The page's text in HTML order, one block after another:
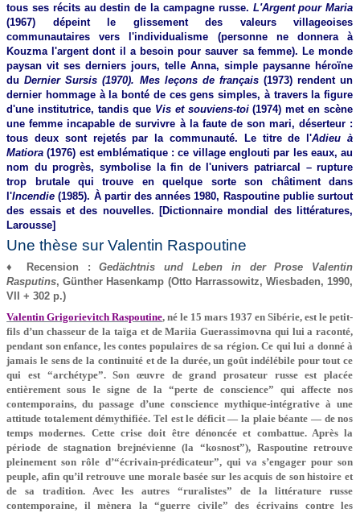
tous ses récits au destin de la campagne russe. L'Argent pour Maria
(1967) dépeint le glissement des valeurs villageoises
communautaires vers l'individualisme (personne ne donnera à
Kouzma l'argent dont il a besoin pour sauver sa femme). Le monde
paysan vit ses derniers jours, telle Anna, simple paysanne héroïne
duDernier Sursis (1970). Mes leçons de français(1973) rendent un
dernier hommage à la bonté de ces gens simples, à travers la figure
d'une institutrice, tandis que Vis et souviens-toi(1974) met en scène
une femme incapable de survivre à la faute de son mari, déserteur :
tous deux sont rejetés par la communauté. Le titre de l'Adieu à
Matiora (1976) est emblématique : ce village englouti par les eaux, au
nom du progrès, symbolise la fin de l'univers patriarcal – rupture
trop brutale qui trouve en quelque sorte son châtiment dans
l'Incendie (1985). À partir des années 1980, Raspoutine publie surtout
des essais et des nouvelles. [Dictionnaire mondial des littératures,
Larousse]
Une thèse sur Valentin Raspoutine
♦ Recension :Gedächtnis und Leben in der Prose Valentin
Rasputins, Günther Hasenkamp (Otto Harrassowitz, Wiesbaden, 1990,
VII + 302 p.)
Valentin Grigorievitch Raspoutine, né le 15 mars 1937 en Sibérie, est le petit-
fils d’un chasseur de la taïga et de Mariia Guerassimovna qui lui a raconté,
pendant son enfance, les contes populaires de sa région. Ce qui lui a donné à
jamais le sens de la continuité et de la durée, un goût indélébile pour tout ce
qui est “archétype”. Son œuvre de grand prosateur russe est placée
entièrement sous le signe de la “perte de conscience” qui affecte nos
contemporains, du passage d’une conscience mythique-intégrative à une
attitude totalement démythifiée. Tel est le déficit — la plaie béante — de nos
temps modernes. Cette crise doit être dénoncée et combattue. Après la
période de stagnation brejnévienne (la “kosnost”), Raspoutine retrouve
pleinement son rôle d’“écrivain-prédicateur”, qui va s’engager pour son
peuple, afin qu’il retrouve une morale basée sur les acquis de son histoire et
de sa tradition. Avec les autres “ruralistes” de la littérature russe
contemporaine, il mènera la “guerre civile” des écrivains contre les